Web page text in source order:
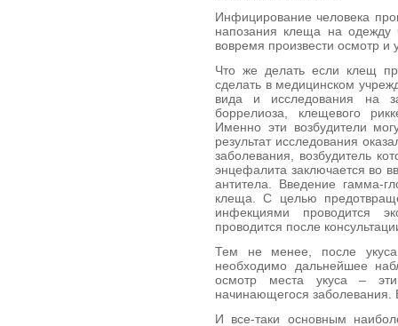
Инфицирование человека
напозания клеща на одежду
вовремя произвести осмотр
Что же делать если клещ
сделать в медицинском
вида и исследования на
боррелиоза, клещевого
Именно эти возбудители
результат исследования
заболевания, возбудитель
энцефалита заключается во
антитела. Введение гамма-
клеща. С целью
инфекциями проводится
проводится после
Тем не менее, после
необходимо дальнейшее
осмотр места укуса –
начинающегося заболевания.
И все-таки основным